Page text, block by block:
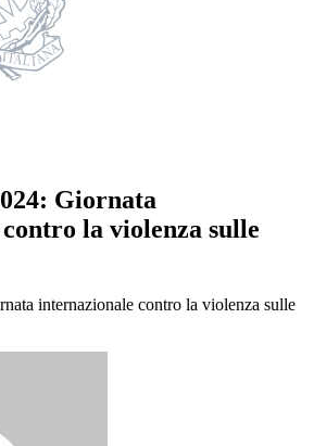
Giornata
la violenza sulle
internazionale contro la violenza sulle